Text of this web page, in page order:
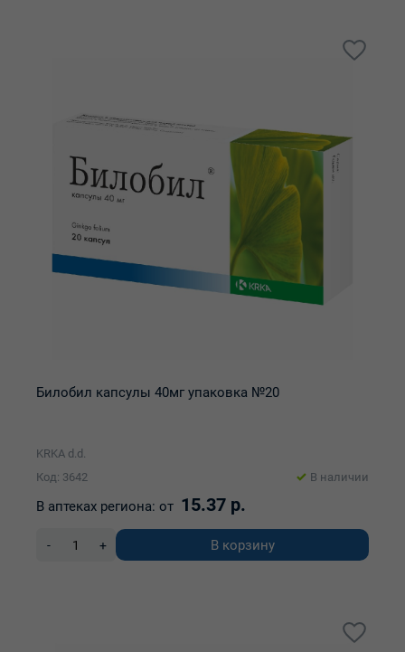
Билобил капсулы 40мг упаковка №20
KRKA d.d.
Код: 3642
В наличии
В аптеках региона: от 15.37 р.
- + В корзину